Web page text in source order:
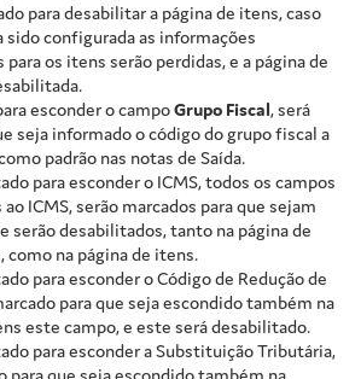
para desabilitar a página de itens, caso
sido configurada as informações
os itens serão perdidas, e a página de
esconder o campoGrupo Fiscal, será
seja informado o código do grupo fiscal a
padrão nas notas de Saída.
para esconder o ICMS, todos os campos
ICMS, serão marcados para que sejam
serão desabilitados, tanto na página de
como na página de itens.
para esconder o Código de Redução de
para que seja escondido também na
este campo, e este será desabilitado.
para esconder a Substituição Tributária,